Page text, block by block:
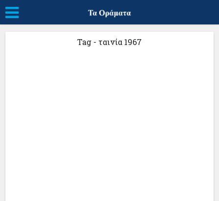
Tag - ταινία 1967